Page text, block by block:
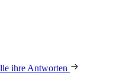
ihre Antworten